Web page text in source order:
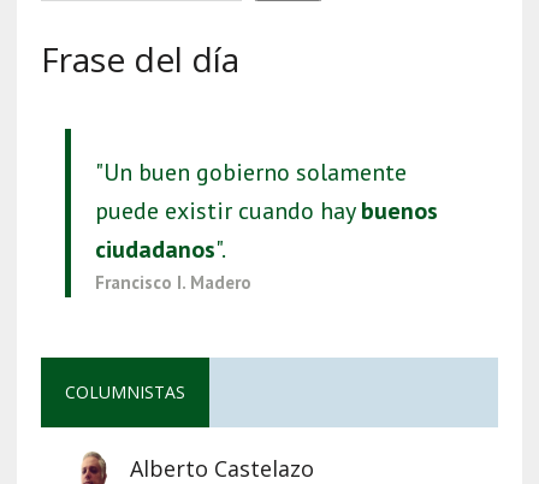
Frase del día
"Un buen gobierno solamente
puede existir cuando haybuenos
ciudadanos".
Francisco I. Madero
COLUMNISTAS
Alberto Castelazo